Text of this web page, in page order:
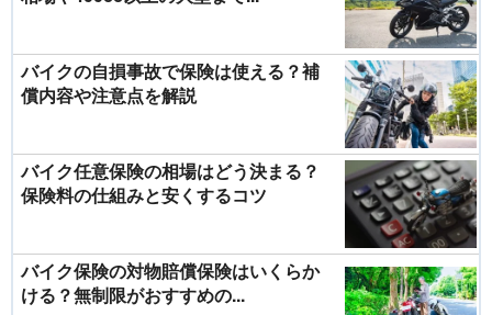
バイクの自損事故で保険は使える？補
償内容や注意点を解説
バイク任意保険の相場はどう決まる？
保険料の仕組みと安くするコツ
バイク保険の対物賠償保険はいくらか
ける？無制限がおすすめの...